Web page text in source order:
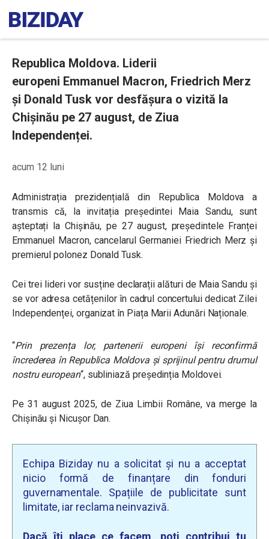
Republica Moldova. Liderii
europeni Emmanuel Macron, Friedrich Merz
și Donald Tusk vor desfășura o vizită la
Chișinău pe 27 august, de Ziua
Independenței.
acum 12 luni
Administrația prezidențială din Republica Moldova a
transmis că, la invitația președintei Maia Sandu, sunt
așteptați la Chișinău, pe 27 august, președintele Franței
Emmanuel Macron, cancelarul Germaniei Friedrich Merz și
premierul polonez Donald Tusk.
Cei trei lideri vor susține declarații alături de Maia Sandu și
se vor adresa cetățenilor în cadrul concertului dedicat Zilei
Independenței, organizat în Piața Marii Adunări Naționale.
“Prin prezența lor, partenerii europeni își reconfirmă
încrederea în Republica Moldova și sprijinul pentru drumul
nostru european“, subliniază președinția Moldovei.
Pe 31 august 2025, de Ziua Limbii Române, va merge la
Chișinău și Nicușor Dan.
Echipa Biziday nu a solicitat și nu a acceptat
nicio formă de finanțare din fonduri
guvernamentale. Spațiile de publicitate sunt
limitate, iar reclama neinvazivă.
Dacă îți place ce facem, poți contribui tu